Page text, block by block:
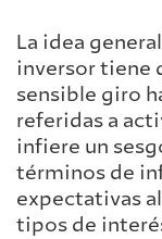
La idea
inversor tiene
sensible giro
referidas a
infiere un
términos de
expectativas
tipos de